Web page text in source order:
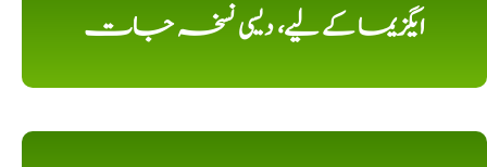
ایگزیما کے لیے، دیسی نسخہ جات